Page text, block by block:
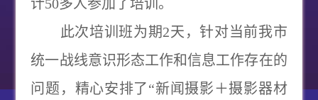
计50多人参加了培训。
此次培训班为期2天，针对当前我市
统一战线意识形态工作和信息工作存在的
问题，精心安排了“新闻摄影＋摄影器材